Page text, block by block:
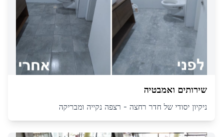
שירותים ואמבטיה
ניקיון יסודי של חדר רחצה - רצפה נקייה ומבריקה